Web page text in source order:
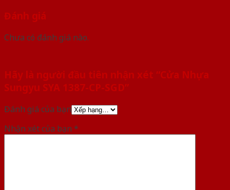
Đánh giá
Chưa có đánh giá nào.
Hãy là người đầu tiên nhận xét “Cửa Nhựa
Sungyu SYA 1387-CP-SGD”
Đánh giá của bạn
Nhận xét của bạn *